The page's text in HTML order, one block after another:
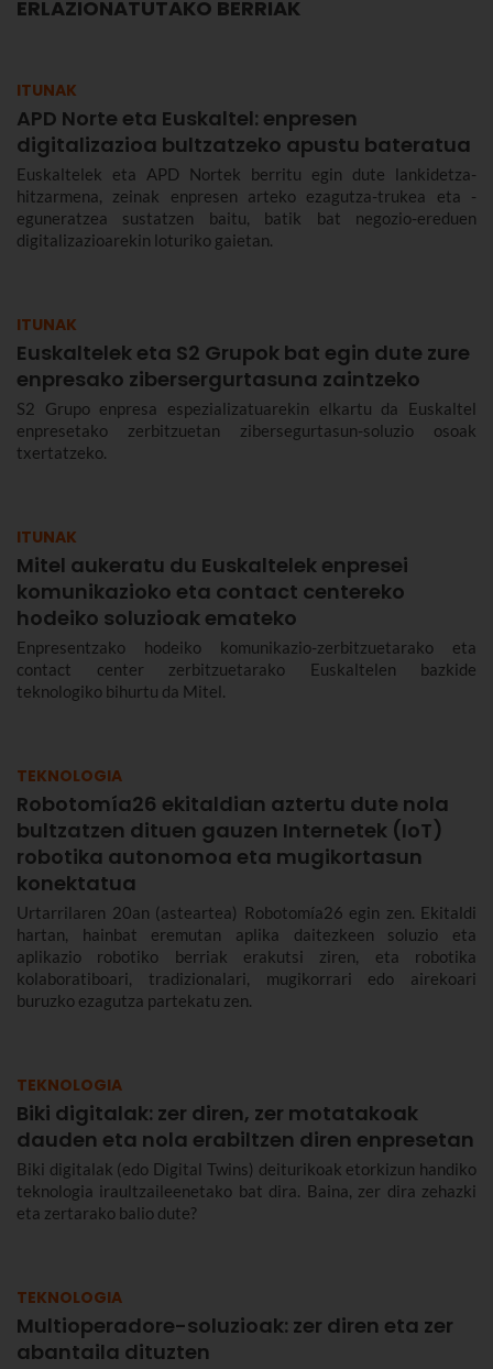
ERLAZIONATUTAKO BERRIAK
ITUNAK
APD Norte eta Euskaltel: enpresen
digitalizazioa bultzatzeko apustu bateratua
Euskaltelek eta APD Nortek berritu egin dute lankidetza-
hitzarmena, zeinak enpresen arteko ezagutza-trukea eta -
eguneratzea sustatzen baitu, batik bat negozio-ereduen
digitalizazioarekin loturiko gaietan.
ITUNAK
Euskaltelek eta S2 Grupok bat egin dute zure
enpresako zibersergurtasuna zaintzeko
S2 Grupo enpresa espezializatuarekin elkartu da Euskaltel
enpresetako zerbitzuetan zibersegurtasun-soluzio osoak
txertatzeko.
ITUNAK
Mitel aukeratu du Euskaltelek enpresei
komunikazioko eta contact centereko
hodeiko soluzioak emateko
Enpresentzako hodeiko komunikazio-zerbitzuetarako eta
contact center zerbitzuetarako Euskaltelen bazkide
teknologiko bihurtu da Mitel.
TEKNOLOGIA
Robotomía26 ekitaldian aztertu dute nola
bultzatzen dituen gauzen Internetek (IoT)
robotika autonomoa eta mugikortasun
konektatua
Urtarrilaren 20an (asteartea) Robotomía26 egin zen. Ekitaldi
hartan, hainbat eremutan aplika daitezkeen soluzio eta
aplikazio robotiko berriak erakutsi ziren, eta robotika
kolaboratiboari, tradizionalari, mugikorrari edo airekoari
buruzko ezagutza partekatu zen.
TEKNOLOGIA
Biki digitalak: zer diren, zer motatakoak
dauden eta nola erabiltzen diren enpresetan
Biki digitalak (edo Digital Twins) deiturikoak etorkizun handiko
teknologia iraultzaileenetako bat dira. Baina, zer dira zehazki
eta zertarako balio dute?
TEKNOLOGIA
Multioperadore-soluzioak: zer diren eta zer
abantaila dituzten